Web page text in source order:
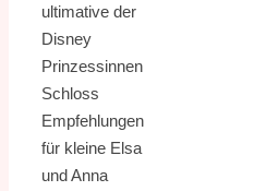
ultimative der
Disney
Prinzessinnen
Schloss
Empfehlungen
für kleine Elsa
und Anna